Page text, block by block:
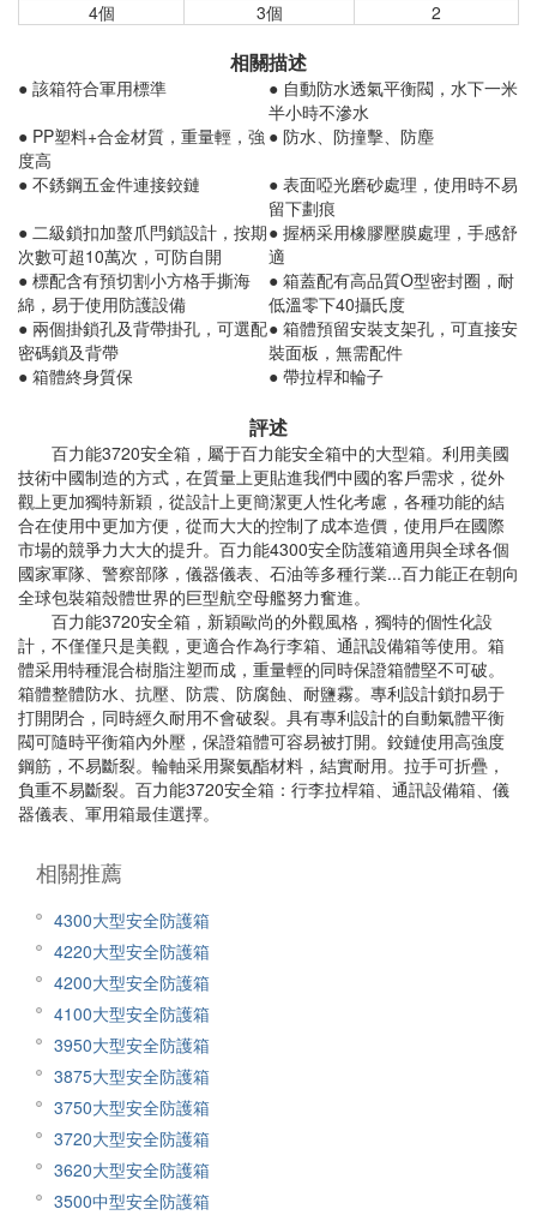
4個
3個 2
相關描述
● 該箱符合軍用標準
● 自動防水透氣平衡閥，水下一米
半小時不滲水
● PP塑料+合金材質，重量輕，強
度高
● 防水、防撞擊、防塵
● 不銹鋼五金件連接鉸鏈
● 表面啞光磨砂處理，使用時不易
留下劃痕
● 二級鎖扣加螯爪閂鎖設計，按期
次數可超10萬次，可防自開
● 握柄采用橡膠壓膜處理，手感舒
適
● 標配含有預切割小方格手撕海
綿，易于使用防護設備
● 箱蓋配有高品質O型密封圈，耐
低溫零下40攝氏度
● 兩個掛鎖孔及背帶掛孔，可選配
密碼鎖及背帶
● 箱體預留安裝支架孔，可直接安
裝面板，無需配件
● 箱體終身質保
● 帶拉桿和輪子
評述
百力能3720安全箱，屬于百力能安全箱中的大型箱。利用美國
技術中國制造的方式，在質量上更貼進我們中國的客戶需求，從外
觀上更加獨特新穎，從設計上更簡潔更人性化考慮，各種功能的結
合在使用中更加方便，從而大大的控制了成本造價，使用戶在國際
市場的競爭力大大的提升。百力能4300安全防護箱適用與全球各個
國家軍隊、警察部隊，儀器儀表、石油等多種行業...百力能正在朝向
全球包裝箱殼體世界的巨型航空母艦努力奮進。
百力能3720安全箱，新穎歐尚的外觀風格，獨特的個性化設
計，不僅僅只是美觀，更適合作為行李箱、通訊設備箱等使用。箱
體采用特種混合樹脂注塑而成，重量輕的同時保證箱體堅不可破。
箱體整體防水、抗壓、防震、防腐蝕、耐鹽霧。專利設計鎖扣易于
打開閉合，同時經久耐用不會破裂。具有專利設計的自動氣體平衡
閥可隨時平衡箱內外壓，保證箱體可容易被打開。鉸鏈使用高強度
鋼筋，不易斷裂。輪軸采用聚氨酯材料，結實耐用。拉手可折疊，
負重不易斷裂。百力能3720安全箱：行李拉桿箱、通訊設備箱、儀
器儀表、軍用箱最佳選擇。
相關推薦
4300大型安全防護箱
4220大型安全防護箱
4200大型安全防護箱
4100大型安全防護箱
3950大型安全防護箱
3875大型安全防護箱
3750大型安全防護箱
3720大型安全防護箱
3620大型安全防護箱
3500中型安全防護箱